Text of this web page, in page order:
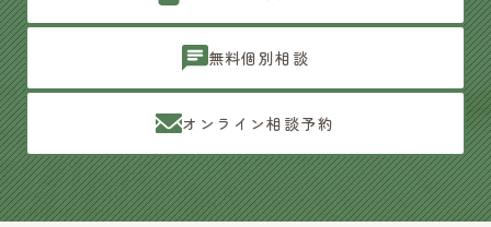
無料個別相談
オンライン相談予約